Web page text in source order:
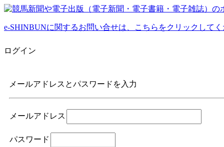
e-SHINBUNに関するお問い合せは、こちらをクリックして
ログイン
メールアドレスとパスワードを入力
メールアドレス
パスワード